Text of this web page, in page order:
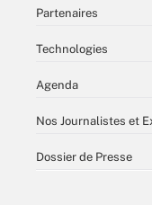
Partenaires
Technologies
Agenda
Nos Journalistes et
Dossier de Presse